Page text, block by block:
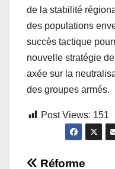
de la stabilité
des populations
succès tactique
nouvelle stratégie
axée sur la
des groupes armés.
Post Views: 151
Réforme